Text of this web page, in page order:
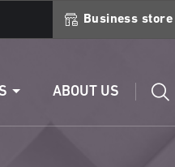
Business store
ABOUT US